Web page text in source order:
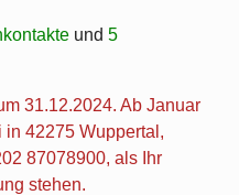
und 5
31.12.2024. Ab Januar
42275 Wuppertal,
87078900, als Ihr
stehen.